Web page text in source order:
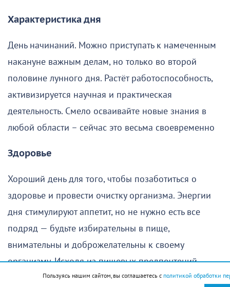
Характеристика дня
День начинаний. Можно приступать к намеченным
накануне важным делам, но только во второй
половине лунного дня. Растёт работоспособность,
активизируется научная и практическая
деятельность. Смело осваивайте новые знания в
любой области – сейчас это весьма своевременно
Здоровье
Хороший день для того, чтобы позаботиться о
здоровье и провести очистку организма. Энергии
дня стимулируют аппетит, но не нужно есть все
подряд — будьте избирательны в пище,
внимательны и доброжелательны к своему
организму. Исходя из пищевых предпочтений
можно подобрать себе диету на весь месяц.
Пользуясь нашим сайтом, вы соглашаетесь с политикой обработки